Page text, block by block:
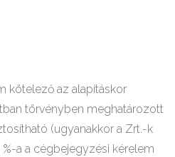
kötelező az alapításkor
törvényben meghatározott
(ugyanakkor a Zrt.-k
a a cégbejegyzési kérelem